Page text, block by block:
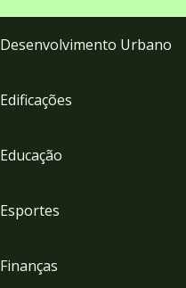
Desenvolvimento Urbano
Edificações
Educação
Esportes
Finanças